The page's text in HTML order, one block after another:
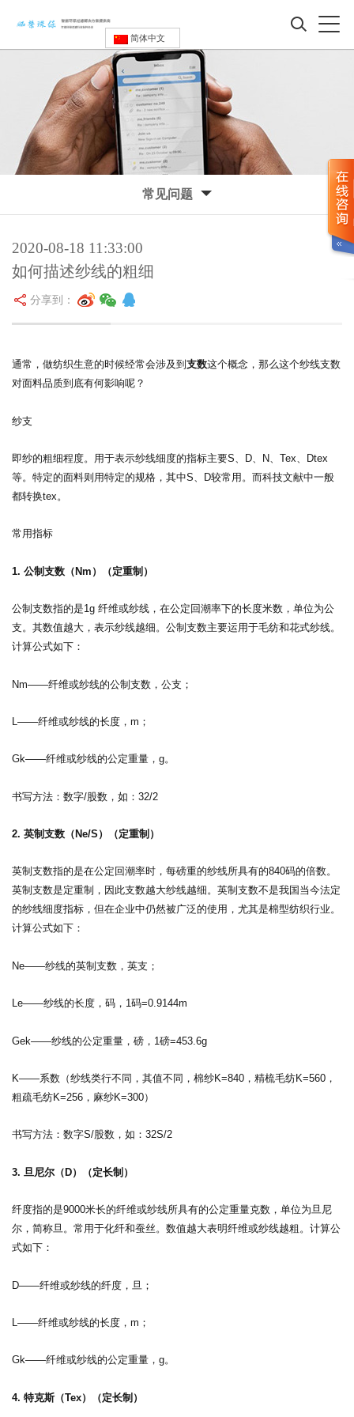
简体中文
常见问题
2020-08-18 11:33:00
如何描述纱线的粗细
分享到：
通常，做纺织生意的时候经常会涉及到 支数这个概念，那么这个纱线支数
对面料品质到底有何影响呢？
纱支
即纱的粗细程度。 用于表示纱线细度的指标主要S、D、N、Tex、Dtex
等。特定的面料则用特定的规格，其中S、D较常用。而科技文献中一般
都转换tex。
常用指标
1. 公制支数（Nm）（定重制）
公制支数指的是1g 纤维或纱线，在公定回潮率下的长度米数，单位为公
支。其数值越大，表示纱线越细。 公制支数主要运用于毛纺和花式纱线。
计算公式如下：
Nm——纤维或纱线的公制支数，公支；
L——纤维或纱线的长度，m；
Gk——纤维或纱线的公定重量，g。
书写方法：数字/股数，如：32/2
2. 英制支数（Ne/S）（定重制）
英制支数指的是在公定回潮率时，每磅重的纱线所具有的840码的倍数。
英制支数是定重制，因此支数越大纱线越细。英制支数不是我国当今法定
的纱线细度指标，但在企业中仍然被广泛的使用，尤其是棉型纺织行业。
计算公式如下：
Ne——纱线的英制支数，英支；
Le——纱线的长度，码，1码=0.9144m
Gek——纱线的公定重量，磅，1磅=453.6g
K——系数（纱线类行不同，其值不同，棉纱K=840，精梳毛纺K=560，
粗疏毛纺K=256，麻纱K=300）
书写方法：数字S/股数，如：32S/2
3. 旦尼尔（D）（定长制）
纤度指的是9000米长的纤维或纱线所具有的公定重量克数，单位为旦尼
尔，简称旦。 常用于化纤和蚕丝。数值越大表明纤维或纱线越粗。计算公
式如下：
D——纤维或纱线的纤度，旦；
L——纤维或纱线的长度，m；
Gk——纤维或纱线的公定重量，g。
4. 特克斯（Tex）（定长制）